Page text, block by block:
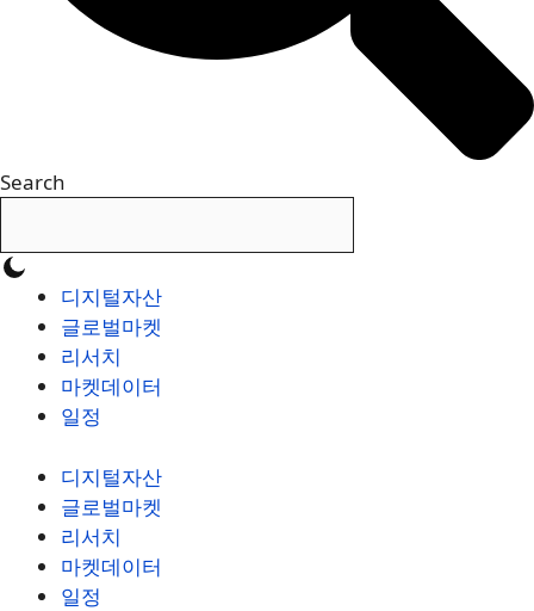
Search
디지털자산
글로벌마켓
리서치
마켓데이터
일정
디지털자산
글로벌마켓
리서치
마켓데이터
일정